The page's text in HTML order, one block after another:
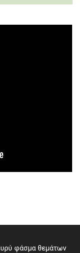
φάσμα θεμάτων